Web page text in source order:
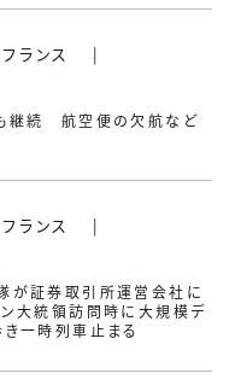
フランス
|
継続 航空便の欠航など
フランス
|
が証券取引所運営会社に
大統領訪問時に大規模デ
一時列車止まる